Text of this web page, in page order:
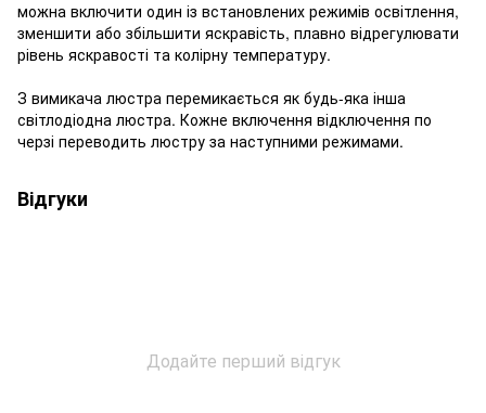
можна включити один із встановлених режимів освітлення,
зменшити або збільшити яскравість, плавно відрегулювати
рівень яскравості та колірну температуру.
З вимикача люстра перемикається як будь-яка інша
світлодіодна люстра. Кожне включення відключення по
черзі переводить люстру за наступними режимами.
Відгуки
Додайте перший відгук